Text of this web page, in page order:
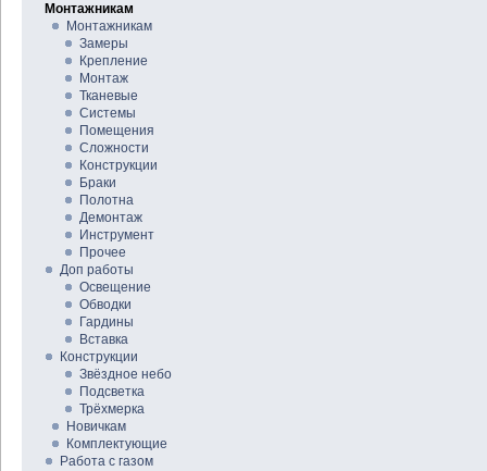
Монтажникам
Монтажникам
Замеры
Крепление
Монтаж
Тканевые
Системы
Помещения
Сложности
Конструкции
Браки
Полотна
Демонтаж
Инструмент
Прочее
Доп работы
Освещение
Обводки
Гардины
Вставка
Конструкции
Звёздное небо
Подсветка
Трёхмерка
Новичкам
Комплектующие
Работа с газом